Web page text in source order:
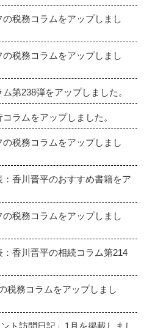
税務コラムをアップしまし
税務コラムをアップしまし
第238弾をアップしました。
ラムをアップしました。
税務コラムをアップしまし
香川晋平のおすすめ書籍をア
税務コラムをアップしまし
香川晋平の相続コラム第214
税務コラムをアップしまし
ト訪問日記」1月を掲載しまし